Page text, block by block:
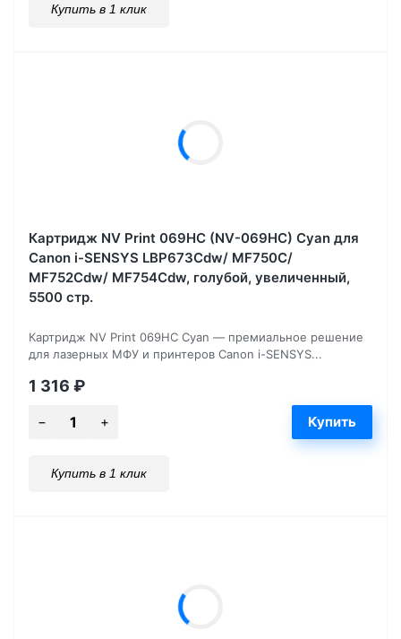
Купить в 1 клик
Картридж NV Print 069HC (NV-069HC) Cyan для
Canon i-SENSYS LBP673Cdw/ MF750C/
MF752Cdw/ MF754Cdw, голубой, увеличенный,
5500 стр.
Картридж NV Print 069HC Cyan — премиальное решение
для лазерных МФУ и принтеров Canon i-SENSYS...
1 316 ₽
Купить в 1 клик